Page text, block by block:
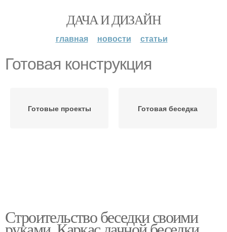
ДАЧА И ДИЗАЙН
главная новости статьи
Готовая конструкция
Готовые проекты Готовая беседка
Строительство беседки своими